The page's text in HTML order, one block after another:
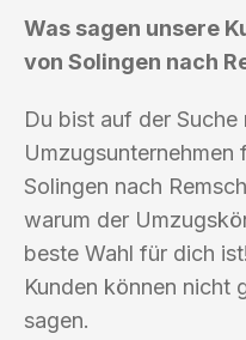
Was sagen unsere
von Solingen nach
Du bist auf der Suche
Umzugsunternehmen
Solingen nach
warum der
beste Wahl für dich
Kunden können nicht
sagen.